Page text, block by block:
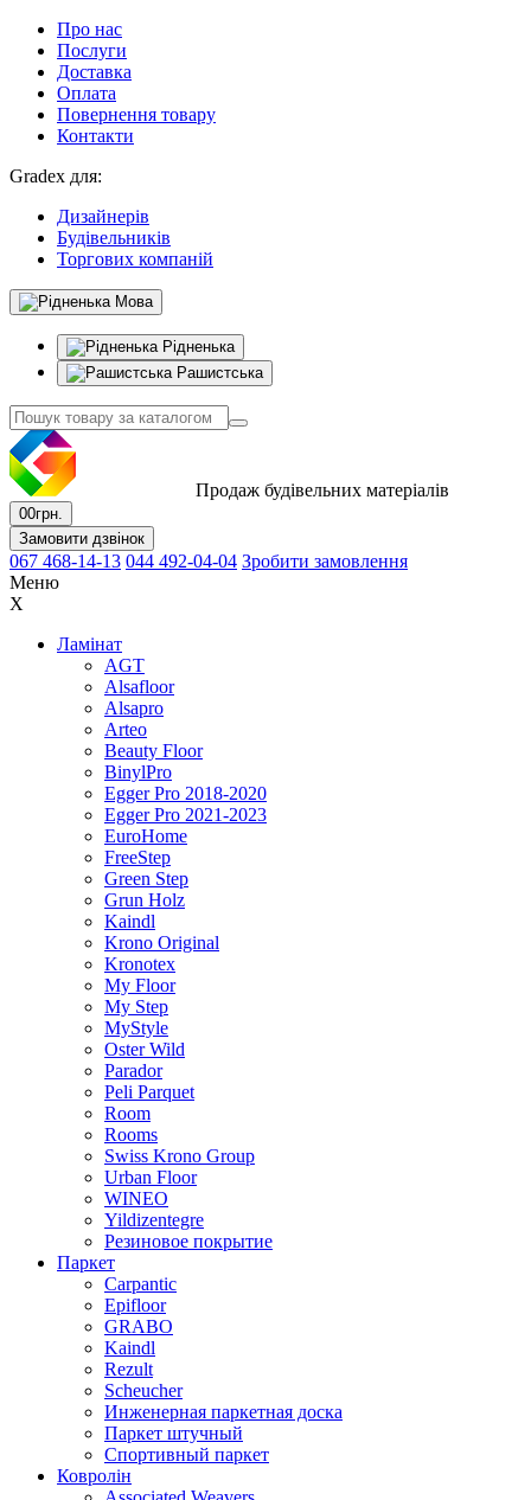
Про нас
Послуги
Доставка
Оплата
Повернення товару
Контакти
Gradex для:
Дизайнерів
Будівельників
Торгових компаній
Мова
Рідненька
Рашистська
Продаж будівельних матеріалів
00грн.
Замовити дзвінок
067 468-14-13 044 492-04-04 Зробити замовлення
Меню
X
Ламінат
AGT
Alsafloor
Alsapro
Arteo
Beauty Floor
BinylPro
Egger Pro 2018-2020
Egger Pro 2021-2023
EuroHome
FreeStep
Green Step
Grun Holz
Kaindl
Krono Original
Kronotex
My Floor
My Step
MyStyle
Oster Wild
Parador
Peli Parquet
Room
Rooms
Swiss Krono Group
Urban Floor
WINEO
Yildizentegre
Резиновое покрытие
Паркет
Carpantic
Epifloor
GRABO
Kaindl
Rezult
Scheucher
Инженерная паркетная доска
Паркет штучный
Спортивный паркет
Ковролін